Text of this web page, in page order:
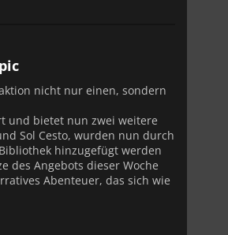
nicht nur einen, sondern
und bietet nun zwei weitere
Sol Cesto, wurden nun durch
hinzugefügt werden
des Angebots dieser Woche
Abenteuer, das sich wie